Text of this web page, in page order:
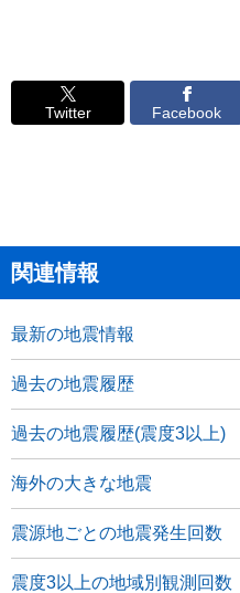
Twitter Facebook
関連情報
最新の地震情報
過去の地震履歴
過去の地震履歴(震度3以上)
海外の大きな地震
震源地ごとの地震発生回数
震度3以上の地域別観測回数